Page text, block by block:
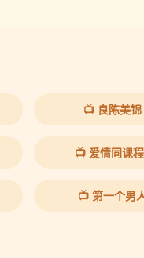
📺 良陈美锦
📺 爱情同课程3